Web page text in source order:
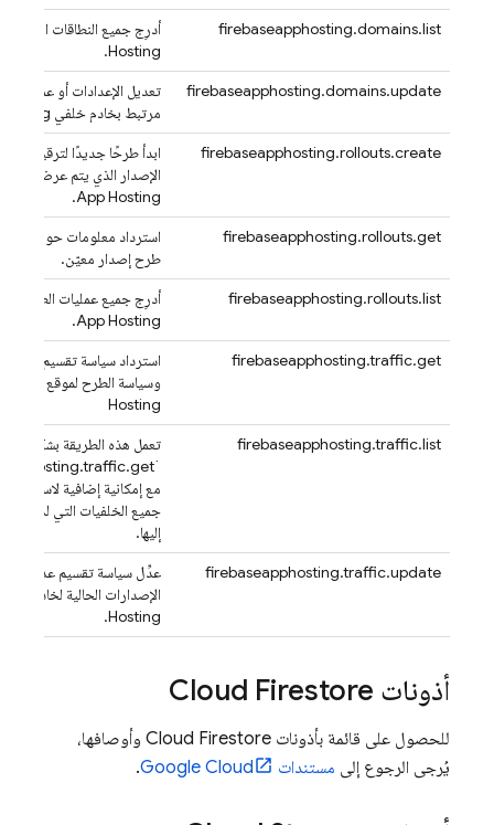
firebaseapphosting.domains.list
أدرِج جميع النطاقات المرتبطة
Hosting
.
firebaseapphosting.domains.update
تعديل الإعدادات أو عمليات
مرتبط بخادم خلفي
firebaseapphosting.rollouts.create
ابدأ طرحًا جديدًا لترقية
الإصدار الذي يتم عرضه
App Hosting
.
firebaseapphosting.rollouts.get
استرداد معلومات حول
طرح إصدار معيّن.
firebaseapphosting.rollouts.list
أدرِج جميع عمليات الطرح
App Hosting
.
firebaseapphosting.traffic.get
استرداد سياسة تقسيم
وسياسة الطرح لموقع
Hosting
firebaseapphosting.traffic.list
تعمل هذه الطريقة بشكل
مع إمكانية إضافية لاسترداد
جميع الخلفيات التي لديك
إليها.
firebaseapphosting.traffic.update
عدِّل سياسة تقسيم عدد
الإصدارات الحالية لخادم
Hosting
.
أذونات Cloud Firestore
للحصول على قائمة بأذونات Cloud Firestore وأوصافها،
يُرجى الرجوع إلى مستندات Google Cloud .